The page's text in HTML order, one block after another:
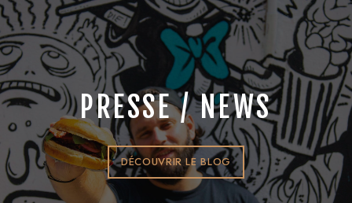
PRESSE / NEWS
DÉCOUVRIR LE BLOG